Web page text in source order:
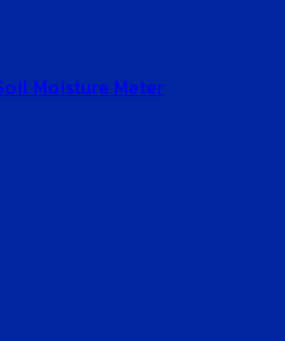
Moisture Meter